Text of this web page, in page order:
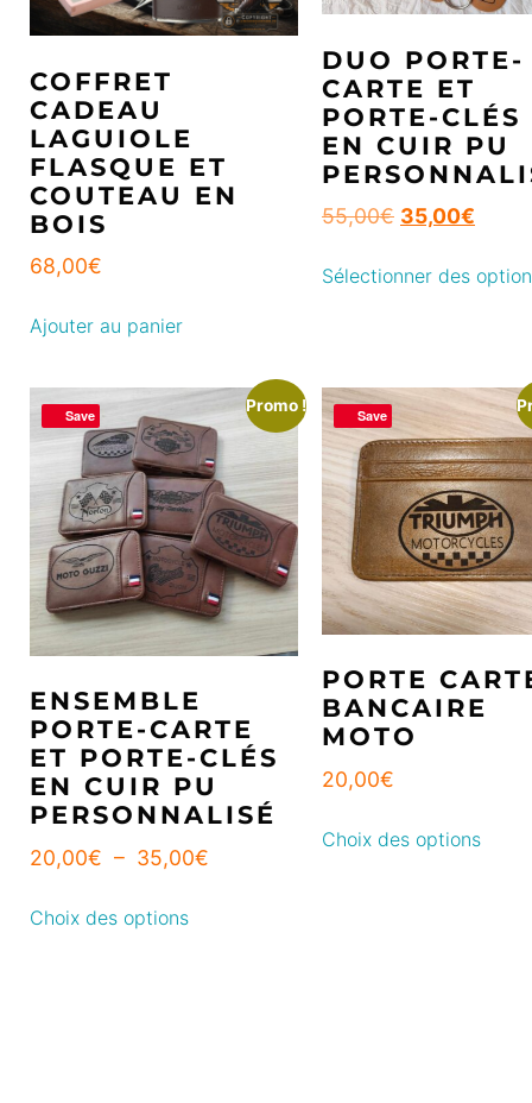
COFFRET
CADEAU
LAGUIOLE
FLASQUE ET
COUTEAU EN
BOIS
68,00€
Ajouter au panier
DUO PORTE-
CARTE ET
PORTE-CLÉS
EN CUIR PU
55,00€ 35,00€
Sélectionner des
Save
Promo !
ENSEMBLE
PORTE-CARTE
ET PORTE-CLÉS
EN CUIR PU
PERSONNALISÉ
20,00€ – 35,00€
Choix des options
Save
PORTE
BANCAIRE
MOTO
20,00€
Choix des options